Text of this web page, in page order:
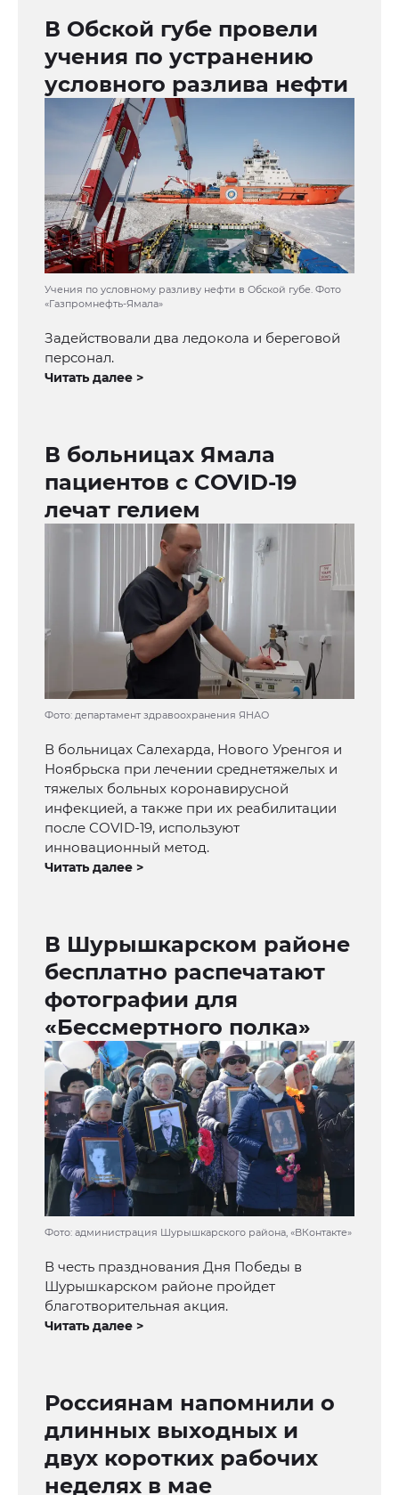
В Обской губе провели
учения по устранению
условного разлива нефти
Учения по условному разливу нефти в Обской губе. Фото
«Газпромнефть-Ямала»
Задействовали два ледокола и береговой
персонал.
Читать далее >
В больницах Ямала
пациентов с COVID-19
лечат гелием
Фото: департамент здравоохранения ЯНАО
В больницах Салехарда, Нового Уренгоя и
Ноябрьска при лечении среднетяжелых и
тяжелых больных коронавирусной
инфекцией, а также при их реабилитации
после COVID-19, используют
инновационный метод.
Читать далее >
В Шурышкарском районе
бесплатно распечатают
фотографии для
«Бессмертного полка»
Фото: администрация Шурышкарского района, «ВКонтакте»
В честь празднования Дня Победы в
Шурышкарском районе пройдет
благотворительная акция.
Читать далее >
Россиянам напомнили о
длинных выходных и
двух коротких рабочих
неделях в мае